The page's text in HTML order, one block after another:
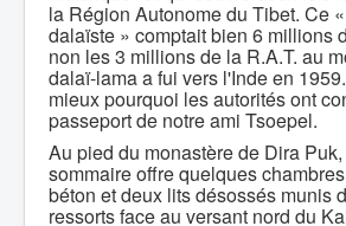
la Région Autonome du Tibet. Ce
dalaïste » comptait bien 6 millions
non les 3 millions de la R.A.T. au
dalaï-lama a fui vers l'Inde en
mieux pourquoi les autorités ont
passeport de notre ami Tsoepel.
Au pied du monastère de Dira
sommaire offre quelques
béton et deux lits désossés munis
ressorts face au versant nord du